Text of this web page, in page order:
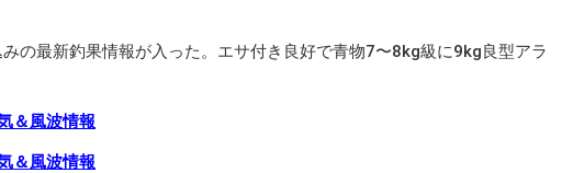
の最新釣果情報が入った。エサ付き良好で青物7〜8kg級に9kg良型アラ
＆風波情報
＆風波情報